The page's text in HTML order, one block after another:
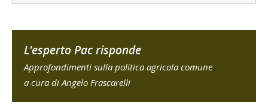
L'esperto Pac risponde
Approfondimenti sulla politica agricola comune
a cura di Angelo Frascarelli